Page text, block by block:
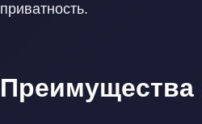
приватность.